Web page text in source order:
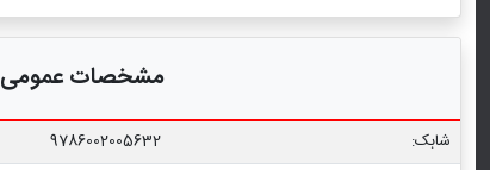
مشخصات عمومی
شابک:
9786002005632